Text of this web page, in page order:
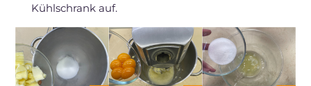
Kühlschrank auf.